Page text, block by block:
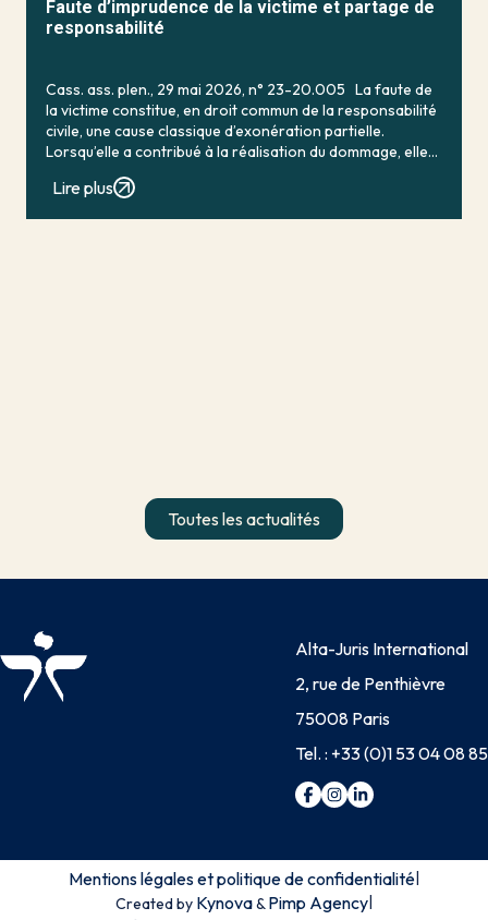
Faute d’imprudence de la victime et partage de
responsabilité
Cass. ass. plen., 29 mai 2026, n° 23-20.005 La faute de
la victime constitue, en droit commun de la responsabilité
civile, une cause classique d’exonération partielle.
Lorsqu’elle a contribué à la réalisation du dommage, elle
conduit en principe à […]
Lire plus
Toutes les actualités
Alta-Juris International
2, rue de Penthièvre
75008 Paris
Tel. : +33 (0)1 53 04 08 85
Mentions légales et politique de confidentialité|
Created by Kynova&Pimp Agency|